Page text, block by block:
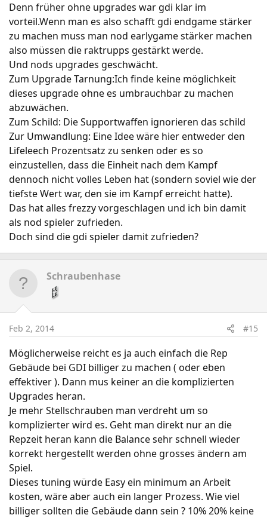
Denn früher ohne upgrades war gdi klar im
vorteil.Wenn man es also schafft gdi endgame stärker
zu machen muss man nod earlygame stärker machen
also müssen die raktrupps gestärkt werde.
Und nods upgrades geschwächt.
Zum Upgrade Tarnung:Ich finde keine möglichkeit
dieses upgrade ohne es umbrauchbar zu machen
abzuwächen.
Zum Schild: Die Supportwaffen ignorieren das schild
Zur Umwandlung: Eine Idee wäre hier entweder den
Lifeleech Prozentsatz zu senken oder es so
einzustellen, dass die Einheit nach dem Kampf
dennoch nicht volles Leben hat (sondern soviel wie der
tiefste Wert war, den sie im Kampf erreicht hatte).
Das hat alles frezzy vorgeschlagen und ich bin damit
als nod spieler zufrieden.
Doch sind die gdi spieler damit zufrieden?
Schraubenhase
Feb 2, 2014 #15
Möglicherweise reicht es ja auch einfach die Rep
Gebäude bei GDI billiger zu machen ( oder eben
effektiver ). Dann mus keiner an die komplizierten
Upgrades heran.
Je mehr Stellschrauben man verdreht um so
komplizierter wird es. Geht man direkt nur an die
Repzeit heran kann die Balance sehr schnell wieder
korrekt hergestellt werden ohne grosses ändern am
Spiel.
Dieses tuning würde Easy ein minimum an Arbeit
kosten, wäre aber auch ein langer Prozess. Wie viel
billiger sollten die Gebäude dann sein ? 10% 20% keine